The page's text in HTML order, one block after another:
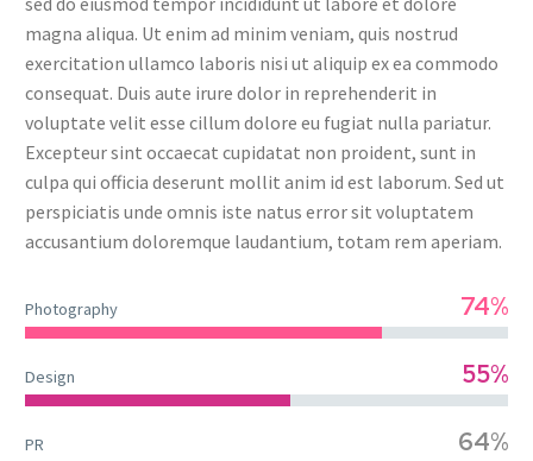
magna aliqua. Ut enim ad minim veniam, quis nostrud
exercitation ullamco laboris nisi ut aliquip ex ea commodo
consequat. Duis aute irure dolor in reprehenderit in
voluptate velit esse cillum dolore eu fugiat nulla pariatur.
Excepteur sint occaecat cupidatat non proident, sunt in
culpa qui officia deserunt mollit anim id est laborum. Sed ut
perspiciatis unde omnis iste natus error sit voluptatem
accusantium doloremque laudantium, totam rem aperiam.
Photography 74%
Design 55%
PR 64%